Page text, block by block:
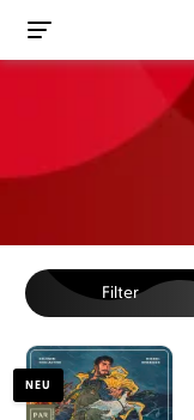
Filter
NEU